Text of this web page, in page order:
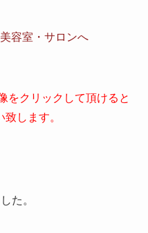
をクリックして頂けると
します。
た。